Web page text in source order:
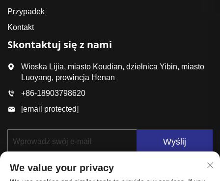
Przypadek
Kontakt
Skontaktuj się z nami
Wioska Lijia, miasto Koudian, dzielnica Yibin, miasto
Luoyang, prowincja Henan
+86-18903798620
[email protected]
Wyślij
We value your privacy